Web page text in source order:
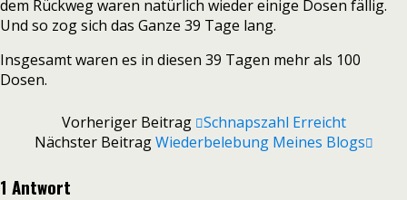
dem Rückweg waren natürlich wieder einige Dosen fällig.
Und so zog sich das Ganze 39 Tage lang.
Insgesamt waren es in diesen 39 Tagen mehr als 100
Dosen.
Vorheriger Beitrag Schnapszahl Erreicht
Nächster BeitragWiederbelebung Meines Blogs
1 Antwort